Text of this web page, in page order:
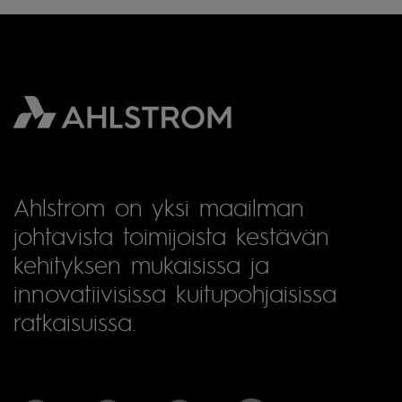
Ahlstrom on yksi maailman
johtavista toimijoista kestävän
kehityksen mukaisissa ja
innovatiivisissa kuitupohjaisissa
ratkaisuissa.